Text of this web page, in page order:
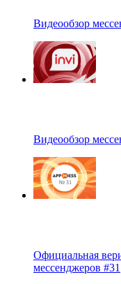
Видеообзор
Видеообзор
Официальная
мессенджеров #31